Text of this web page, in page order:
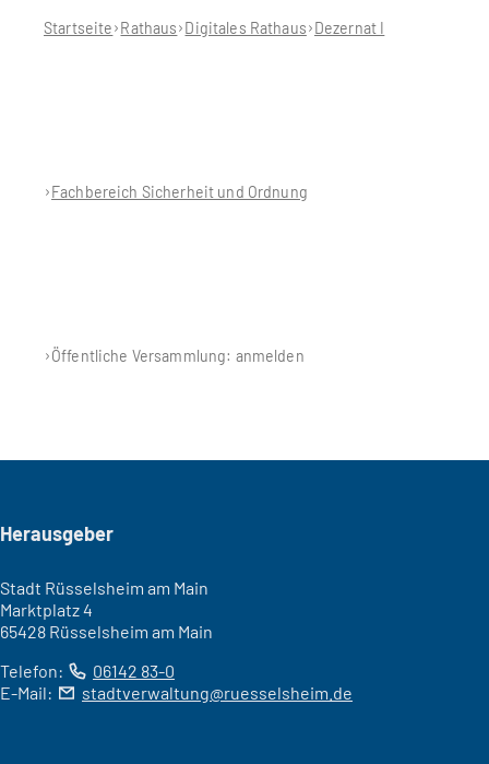
hier:Startseite Rathaus Digitales Rathaus Dezernat I
Fachbereich Sicherheit und Ordnung
Öffentliche Versammlung: anmelden
Seitenfuß
Herausgeber
Stadt Rüsselsheim am Main
Marktplatz 4
65428 Rüsselsheim am Main
Telefon:
06142 83-0
E-Mail:
stadtverwaltung ruesselsheim de